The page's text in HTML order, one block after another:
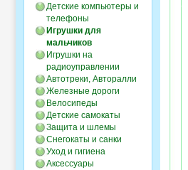
Детские компьютеры и
телефоны
Игрушки для
мальчиков
Игрушки на
радиоуправлении
Автотреки, Авторалли
Железные дороги
Велосипеды
Детские самокаты
Защита и шлемы
Снегокаты и санки
Уход и гигиена
Аксессуары